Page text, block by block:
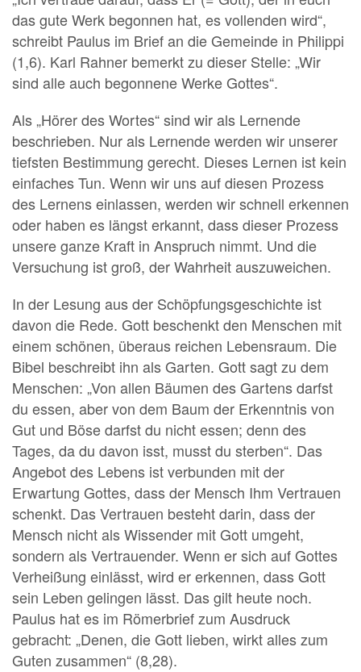
das gute Werk begonnen hat, es vollenden wird“,
schreibt Paulus im Brief an die Gemeinde in Philippi
(1,6). Karl Rahner bemerkt zu dieser Stelle: „Wir
sind alle auch begonnene Werke Gottes“.
Als „Hörer des Wortes“ sind wir als Lernende
beschrieben. Nur als Lernende werden wir unserer
tiefsten Bestimmung gerecht. Dieses Lernen ist kein
einfaches Tun. Wenn wir uns auf diesen Prozess
des Lernens einlassen, werden wir schnell erkennen
oder haben es längst erkannt, dass dieser Prozess
unsere ganze Kraft in Anspruch nimmt. Und die
Versuchung ist groß, der Wahrheit auszuweichen.
In der Lesung aus der Schöpfungsgeschichte ist
davon die Rede. Gott beschenkt den Menschen mit
einem schönen, überaus reichen Lebensraum. Die
Bibel beschreibt ihn als Garten. Gott sagt zu dem
Menschen: „Von allen Bäumen des Gartens darfst
du essen, aber von dem Baum der Erkenntnis von
Gut und Böse darfst du nicht essen; denn des
Tages, da du davon isst, musst du sterben“. Das
Angebot des Lebens ist verbunden mit der
Erwartung Gottes, dass der Mensch Ihm Vertrauen
schenkt. Das Vertrauen besteht darin, dass der
Mensch nicht als Wissender mit Gott umgeht,
sondern als Vertrauender. Wenn er sich auf Gottes
Verheißung einlässt, wird er erkennen, dass Gott
sein Leben gelingen lässt. Das gilt heute noch.
Paulus hat es im Römerbrief zum Ausdruck
gebracht: „Denen, die Gott lieben, wirkt alles zum
Guten zusammen“ (8,28).